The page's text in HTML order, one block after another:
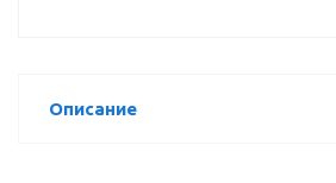
Описание